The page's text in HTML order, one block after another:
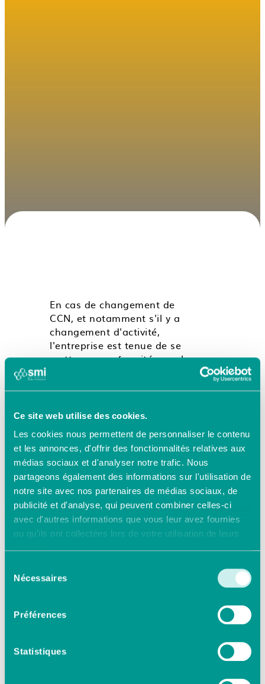
Ce site web utilise des cookies.
Les cookies nous permettent de personnaliser le contenu
et les annonces, d'offrir des fonctionnalités relatives aux
médias sociaux et d'analyser notre trafic. Nous
partageons également des informations sur l'utilisation de
notre site avec nos partenaires de médias sociaux, de
publicité et d'analyse, qui peuvent combiner celles-ci
avec d'autres informations que vous leur avez fournies
ou qu'ils ont collectées lors de votre utilisation de leurs
Nécessaires
Préférences
Statistiques
En cas de changement de
CCN, et notamment s'il y a
changement d'activité,
l'entreprise est tenue de se
mettre en conformité avec la
contenu de la CCN, notamment
avenant portant sur la
prévoyance, les entreprises qui
sont adhérentes aux
organisations patronales
signataires de l'avenant (ou de
l'accord) doivent appliquer ses
nouvelles dispositions à la date
d'effet qui y est prévue. Pour les
autres entreprises, il faut
publication d'un arrêté dit
soient obligatoirement